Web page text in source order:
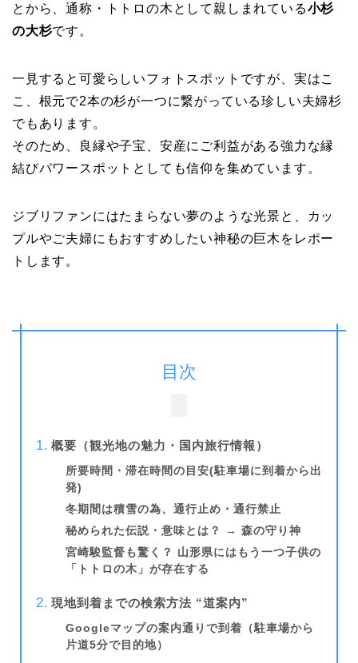
とから、通称・トトロの木として親しまれている小杉
の大杉です。
一見すると可愛らしいフォトスポットですが、実はこ
こ、根元で2本の杉が一つに繋がっている珍しい夫婦杉
でもあります。
そのため、良縁や子宝、安産にご利益がある強力な縁
結びパワースポットとしても信仰を集めています。
ジブリファンにはたまらない夢のような光景と、カッ
プルやご夫婦にもおすすめしたい神秘の巨木をレポー
トします。
目次
概要（観光地の魅力・国内旅行情報）
所要時間・滞在時間の目安(駐車場に到着から出
発)
冬期間は積雪の為、通行止め・通行禁止
秘められた伝説・意味とは？ → 森の守り神
宮崎駿監督も驚く？ 山形県にはもう一つ子供の
「トトロの木」が存在する
現地到着までの検索方法 “道案内”
Googleマップの案内通りで到着（駐車場から
片道5分で目的地）